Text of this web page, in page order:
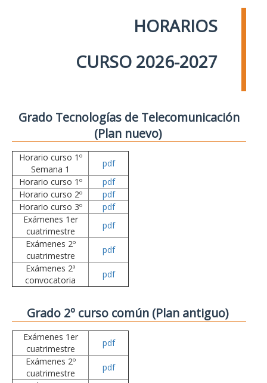
HORARIOS
CURSO 2026-2027
Grado Tecnologías de Telecomunicación
(Plan nuevo)
Horario curso 1º
Semana 1
pdf
Horario curso 1º
pdf
Horario curso 2º
pdf
Horario curso 3º
pdf
Exámenes 1er
cuatrimestre
pdf
Exámenes 2º
cuatrimestre
pdf
Exámenes 2ª
convocatoria
pdf
Grado 2º curso común (Plan antiguo)
Exámenes 1er
cuatrimestre
pdf
Exámenes 2º
cuatrimestre
pdf